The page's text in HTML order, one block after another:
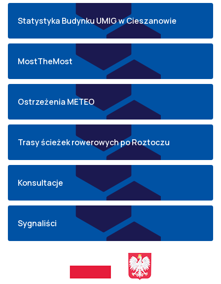
Statystyka Budynku UMIG w Cieszanowie
MostTheMost
Ostrzeżenia METEO
Trasy ścieżek rowerowych po Roztoczu
Konsultacje
Sygnaliści